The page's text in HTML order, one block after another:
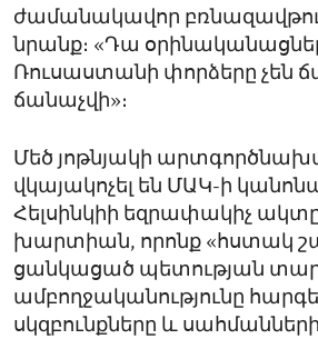
ժամանակավոր
նրանք։ «Դա
Ռուսաստանի փորձերը չեն
ճանաչվի»։
Մեծ յոթնյակի
վկայակոչել են ՄԱԿ-ի
Հելսինկիի եզրափակիչ
խարտիան, որոնք «հստակ
ցանկացած պետության
ամբողջականությունը
սկզբունքները և սահմանների